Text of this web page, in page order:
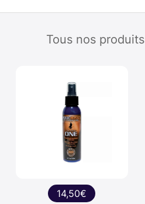
Tous nos produits
14,50€